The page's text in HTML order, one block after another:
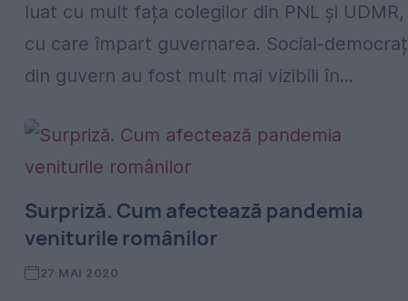
luat cu mult fața colegilor din PNL și UDMR,
cu care împart guvernarea. Social-
din guvern au fost mult mai vizibili în...
Surpriză. Cum afectează pandemia
veniturile românilor
27 MAI 2020